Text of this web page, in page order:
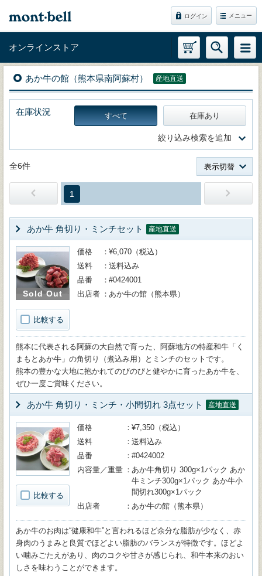
ログイン メニュー
オンラインストア
あか牛の館（熊本県南阿蘇村） 産地直送
在庫状況 すべて 在庫あり
絞り込み検索を追加
全6件 表示切替
1
あか牛 角切り・ミンチセット 産地直送
Sold Out
比較する
価格
¥6,070（税込）
送料
送料込み
品番
#0424001
出店者
あか牛の館（熊本県）
熊本に代表される阿蘇の大自然で育った、阿蘇地方の特産和牛「く
まもとあか牛」の角切り（煮込み用）とミンチのセットです。
熊本の豊かな大地に抱かれてのびのびと健やかに育ったあか牛を、
ぜひ一度ご賞味ください。
あか牛 角切り・ミンチ・小間切れ 3点セット 産地直送
比較する
価格
¥7,350（税込）
送料
送料込み
品番
#0424002
内容量／重量
あか牛角切り 300g×1パック あか
牛ミンチ300g×1パック あか牛小
間切れ300g×1パック
出店者
あか牛の館（熊本県）
あか牛のお肉は“健康和牛”と言われるほど余分な脂肪が少なく、赤
身肉のうまみと良質でほどよい脂肪のバランスが特徴です。ほどよ
い噛みごたえがあり、肉のコクや甘さが感じられ、和牛本来のおい
しさを味わうことができます。